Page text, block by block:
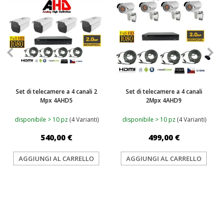
Set di telecamere a 4 canali 2
Mpx 4AHD5
disponibile > 10 pz (4 Varianti)
540,00 €
AGGIUNGI AL CARRELLO
Set di telecamere a 4 canali
2Mpx 4AHD9
disponibile > 10 pz (4 Varianti)
499,00 €
AGGIUNGI AL CARRELLO